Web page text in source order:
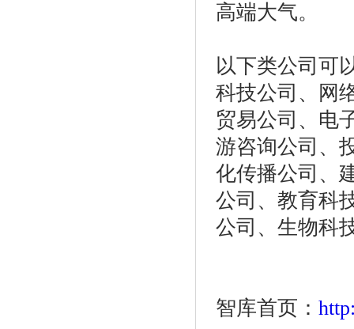
高端大气。
以下类公司可
科技公司、网
贸易公司、电
游咨询公司、
化传播公司、
公司、教育科
公司、生物科
智库首页：